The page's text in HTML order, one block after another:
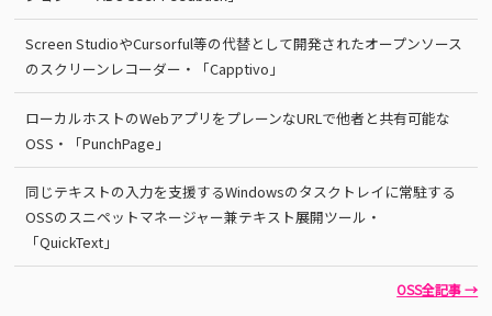
Screen StudioやCursorful等の代替として開発されたオープンソース
のスクリーンレコーダー・「Capptivo」
ローカルホストのWebアプリをプレーンなURLで他者と共有可能な
OSS・「PunchPage」
同じテキストの入力を支援するWindowsのタスクトレイに常駐する
OSSのスニペットマネージャー兼テキスト展開ツール・
「QuickText」
OSS全記事 →